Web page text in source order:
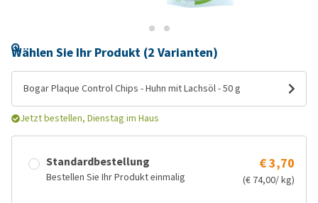
Wählen Sie Ihr Produkt (2 Varianten)
Bogar Plaque Control Chips - Huhn mit Lachsöl - 50 g
Jetzt bestellen, Dienstag im Haus
Standardbestellung
Bestellen Sie Ihr Produkt einmalig
€ 3,70
(€ 74,00/ kg)